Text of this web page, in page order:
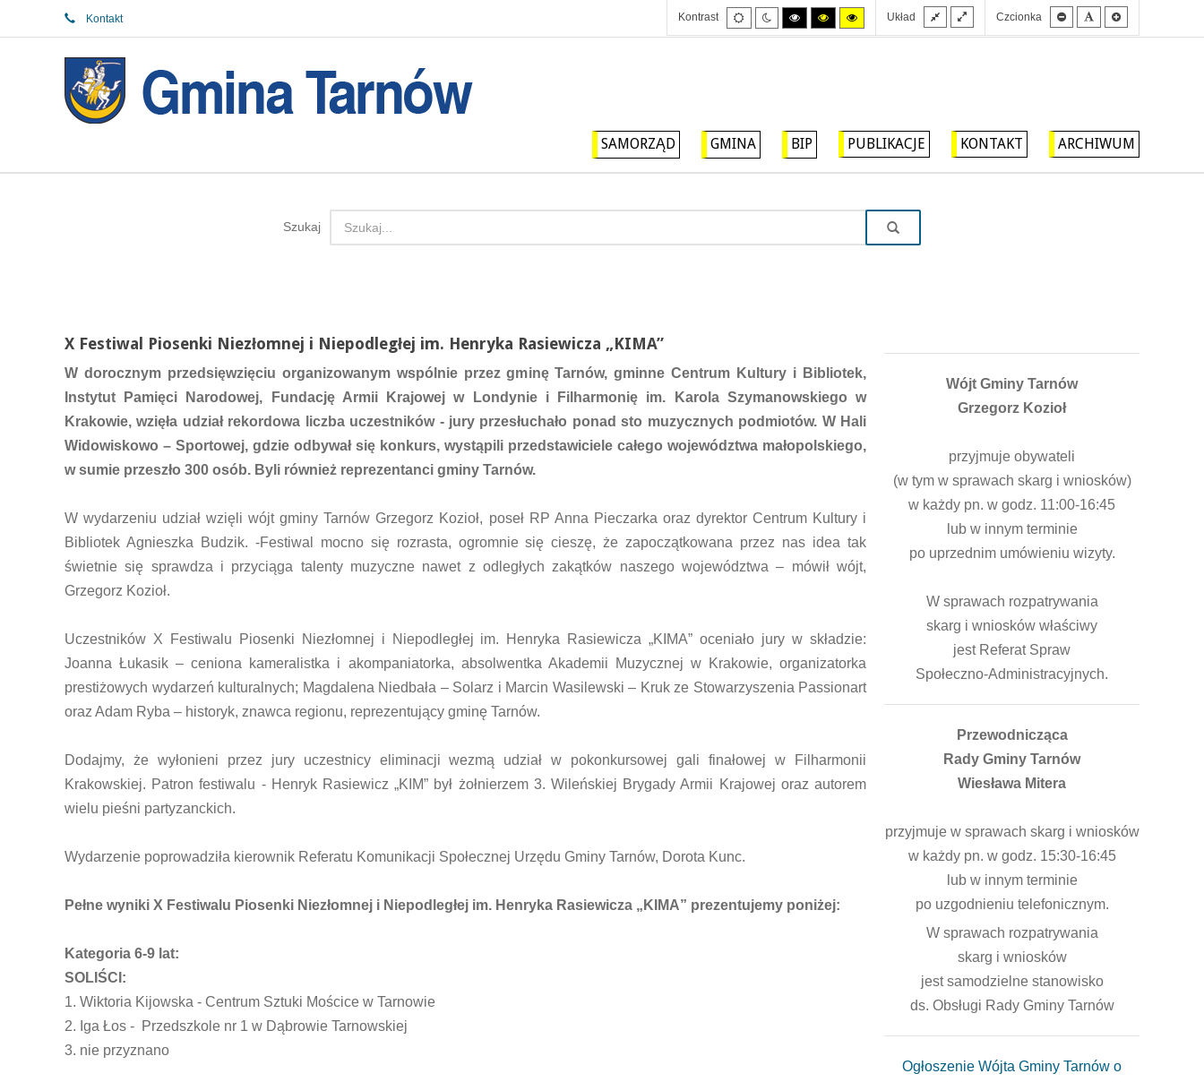
Kontakt Kontrast
Tryb
domyślny
Tryb
nocny
Tryb
wysokiego
kontrastu
Tryb
wysokiego
kontrastu
Tryb
wysokiego
kontrastu
Układ
Stały
układ
Szeroki
układCzcionka
Mniejsza
czcionka
Domyślna
czcionka
SAMORZĄD GMINA BIP PUBLIKACJE KONTAKT ARCHIWUM
Szukaj
X Festiwal Piosenki Niezłomnej i Niepodległej im. Henryka Rasiewicza „KIMA”
W dorocznym przedsięwzięciu organizowanym wspólnie przez gminę Tarnów, gminne Centrum Kultury i Bibliotek,
Instytut Pamięci Narodowej, Fundację Armii Krajowej w Londynie i Filharmonię im. Karola Szymanowskiego w
Krakowie, wzięła udział rekordowa liczba uczestników - jury przesłuchało ponad sto muzycznych podmiotów. W Hali
Widowiskowo – Sportowej, gdzie odbywał się konkurs, wystąpili przedstawiciele całego województwa małopolskiego,
w sumie przeszło 300 osób. Byli również reprezentanci gminy Tarnów.
W wydarzeniu udział wzięli wójt gminy Tarnów Grzegorz Kozioł, poseł RP Anna Pieczarka oraz dyrektor Centrum Kultury i
Bibliotek Agnieszka Budzik. -Festiwal mocno się rozrasta, ogromnie się cieszę, że zapoczątkowana przez nas idea tak
świetnie się sprawdza i przyciąga talenty muzyczne nawet z odległych zakątków naszego województwa – mówił wójt,
Grzegorz Kozioł.
Uczestników X Festiwalu Piosenki Niezłomnej i Niepodległej im. Henryka Rasiewicza „KIMA” oceniało jury w składzie:
Joanna Łukasik – ceniona kameralistka i akompaniatorka, absolwentka Akademii Muzycznej w Krakowie, organizatorka
prestiżowych wydarzeń kulturalnych; Magdalena Niedbała – Solarz i Marcin Wasilewski – Kruk ze Stowarzyszenia Passionart
oraz Adam Ryba – historyk, znawca regionu, reprezentujący gminę Tarnów.
Dodajmy, że wyłonieni przez jury uczestnicy eliminacji wezmą udział w pokonkursowej gali finałowej w Filharmonii
Krakowskiej. Patron festiwalu - Henryk Rasiewicz „KIM” był żołnierzem 3. Wileńskiej Brygady Armii Krajowej oraz autorem
wielu pieśni partyzanckich.
Wydarzenie poprowadziła kierownik Referatu Komunikacji Społecznej Urzędu Gminy Tarnów, Dorota Kunc.
Pełne wyniki X Festiwalu Piosenki Niezłomnej i Niepodległej im. Henryka Rasiewicza „KIMA” prezentujemy poniżej:
Kategoria 6-9 lat:
SOLIŚCI:
1. Wiktoria Kijowska - Centrum Sztuki Mościce w Tarnowie
2. Iga Łos - Przedszkole nr 1 w Dąbrowie Tarnowskiej
3. nie przyznano
Wójt Gminy Tarnów
Grzegorz Kozioł
przyjmuje obywateli
(w tym w sprawach skarg i wniosków)
w każdy pn. w godz. 11:00-16:45
lub w innym terminie
po uprzednim umówieniu wizyty.
W sprawach rozpatrywania
skarg i wniosków właściwy
jest Referat Spraw
Społeczno-Administracyjnych.
Przewodnicząca
Rady Gminy Tarnów
Wiesława Mitera
przyjmuje w sprawach skarg i wniosków
w każdy pn. w godz. 15:30-16:45
lub w innym terminie
po uzgodnieniu telefonicznym.
W sprawach rozpatrywania
skarg i wniosków
jest samodzielne stanowisko
ds. Obsługi Rady Gminy Tarnów
Ogłoszenie Wójta Gminy Tarnów o